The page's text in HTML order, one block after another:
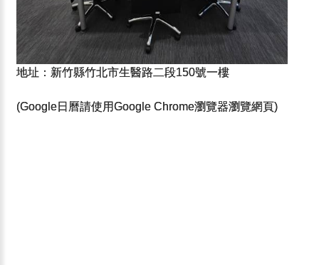
地址：新竹縣竹北市生醫路二段150號一樓
(Google日曆請使用Google Chrome瀏覽器瀏覽網頁)